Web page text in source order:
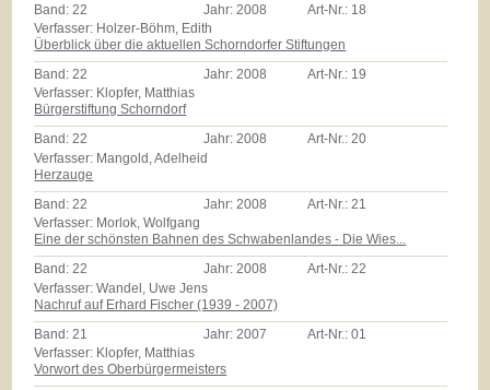
Band: 22 Jahr: 2008 Art-Nr.: 18
Verfasser: Holzer-Böhm, Edith
Überblick über die aktuellen Schorndorfer Stiftungen
Band:22 Jahr:2008 Art-Nr.: 19
Verfasser: Klopfer, Matthias
Bürgerstiftung Schorndorf
Band:22 Jahr:2008 Art-Nr.:20
Verfasser: Mangold, Adelheid
Herzauge
Band:22 Jahr:2008 Art-Nr.:21
Verfasser: Morlok, Wolfgang
Eine der schönsten Bahnen des Schwabenlandes - Die Wies...
Band:22 Jahr:2008 Art-Nr.:22
Verfasser: Wandel, Uwe Jens
Nachruf auf Erhard Fischer (1939 - 2007)
Band: 21 Jahr: 2007 Art-Nr.:01
Verfasser: Klopfer, Matthias
Vorwort des Oberbürgermeisters